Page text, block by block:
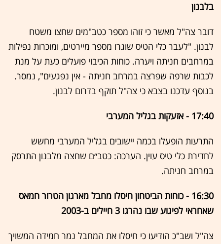
בלבנון
דובר צה"ל מאשר כי זוהו מספר כטב"מים שחצו משטח
לבנון. "לעבר כלי הטיס שוגרו מספר מיירטים, ומוכרות נפילות
במרחבים חניתה ויערה. כוחות הכיבוי פועלים כעת על מנת
לכבות שרפה שפרצה במרחב חניתה - אין נפגעים", נמסר.
בנוסף עדכנו בצבא כי צה"ל תוקף בדרום לבנון.
17:40 - אזעקות בגליל המערבי
התרעות הופעלו בכמה יישובים בגליל המערבי מחשש
לחדירת כלי טיס עוין. הערכה: כטב״ם שחצה מלבנון התרסק
במרחב חניתה.
16:30 - כוחות הביטחון חיסלו מחבל מארגון הטרור חמאס
שאחראי לפיגוע שבו נהרגו 3 חיילים ב-2003
צה"ל ושב"כ הודיעו כי חיסלו את המחבל ⁠נמר חמידה המשויך